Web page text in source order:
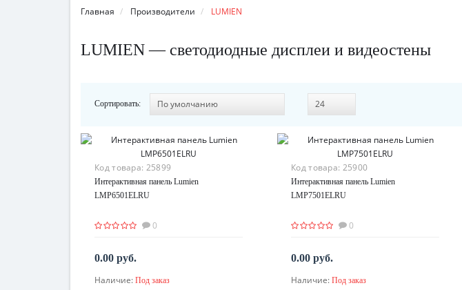
Главная Производители LUMIEN
LUMIEN — светодиодные дисплеи и видеостены
Сортировать:
Код товара: 25899
Интерактивная панель Lumien
LMP6501ELRU
0
0.00 руб.
По запросу
Наличие: Под заказ
Код товара: 25900
Интерактивная панель Lumien
LMP7501ELRU
0
0.00 руб.
По запросу
Наличие: Под заказ